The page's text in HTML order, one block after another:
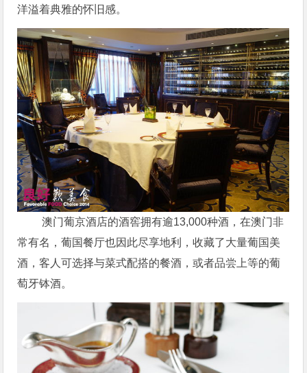
洋溢着典雅的怀旧感。
澳门葡京酒店的酒窖拥有逾13,000种酒，在澳门非
常有名，葡国餐厅也因此尽享地利，收藏了大量葡国美
酒，客人可选择与菜式配搭的餐酒，或者品尝上等的葡
萄牙钵酒。